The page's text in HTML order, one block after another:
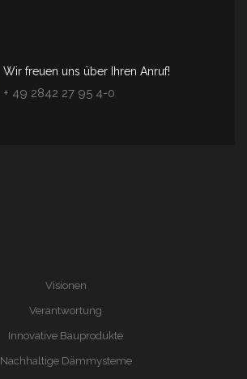
Wir freuen uns über Ihren Anruf!
+ 49 2842 27 95 4-0
Visionen
Verantwortung
Innovative Bauprodukte
Nachhaltige Dämmysteme